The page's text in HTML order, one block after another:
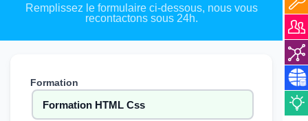
Remplissez le formulaire ci-dessous, nous vous
recontactons sous 24h.
Formation